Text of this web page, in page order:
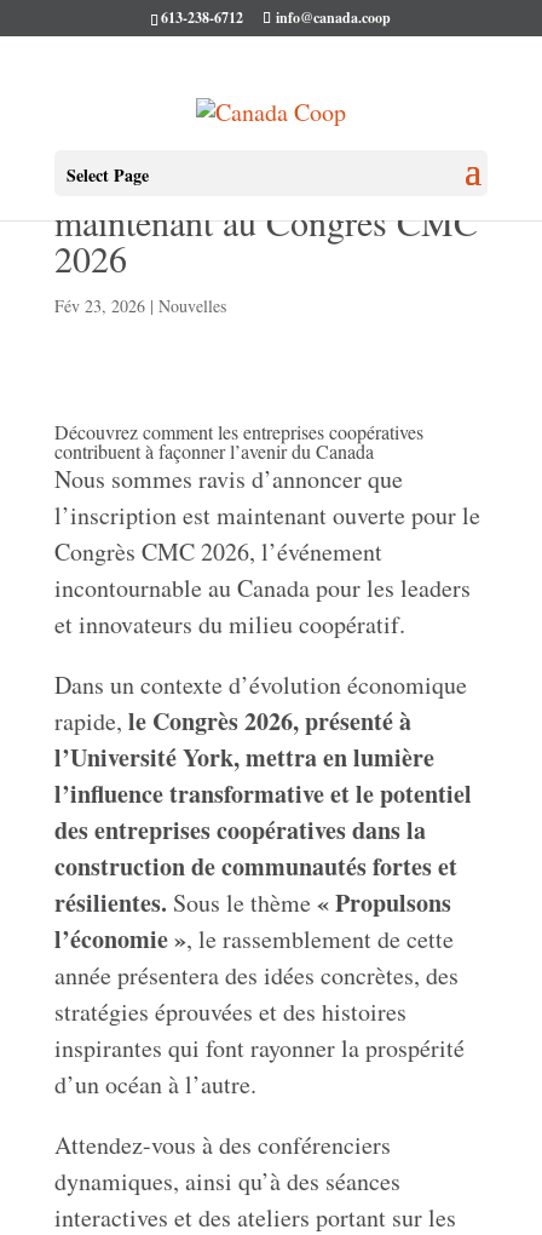
613-238-6712 info@canada.coop
Select Page
Inscrivez‑vous dès
maintenant au Congrès CMC
2026
Fév 23, 2026| Nouvelles
Découvrez comment les entreprises coopératives
contribuent à façonner l’avenir du Canada
Nous sommes ravis d’annoncer que
l’inscription est maintenant ouverte pour le
Congrès CMC 2026, l’événement
incontournable au Canada pour les leaders
et innovateurs du milieu coopératif.
Dans un contexte d’évolution économique
rapide, le Congrès 2026, présenté à
l’Université York, mettra en lumière
l’influence transformative et le potentiel
des entreprises coopératives dans la
construction de communautés fortes et
résilientes. Sous le thème« Propulsons
l’économie », le rassemblement de cette
année présentera des idées concrètes, des
stratégies éprouvées et des histoires
inspirantes qui font rayonner la prospérité
d’un océan à l’autre.
Attendez-vous à des conférenciers
dynamiques, ainsi qu’à des séances
interactives et des ateliers portant sur les